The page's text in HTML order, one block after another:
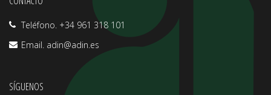
Teléfono. +34 961 318 101
Email. adin@adin.es
SÍGUENOS